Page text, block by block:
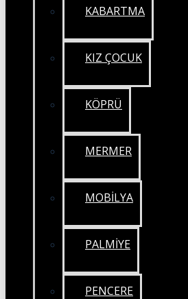
KABARTMA
KIZ ÇOCUK
KÖPRÜ
MERMER
MOBİLYA
PALMİYE
PENCERE